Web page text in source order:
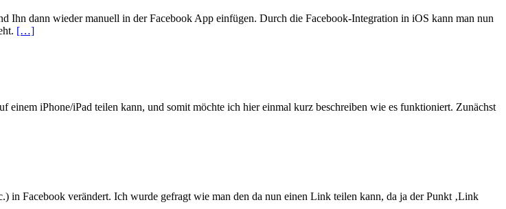
Ihn dann wieder manuell in der Facebook App einfügen. Durch die Facebook-Integration in iOS kann man nun
[…]
iPhone/iPad teilen kann, und somit möchte ich hier einmal kurz beschreiben wie es funktioniert. Zunächst
in Facebook verändert. Ich wurde gefragt wie man den da nun einen Link teilen kann, da ja der Punkt ‚Link